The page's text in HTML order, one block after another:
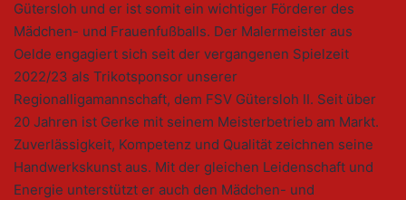
Gütersloh und er ist somit ein wichtiger Förderer des
Mädchen- und Frauenfußballs. Der Malermeister aus
Oelde engagiert sich seit der vergangenen Spielzeit
2022/23 als Trikotsponsor unserer
Regionalligamannschaft, dem FSV Gütersloh II. Seit über
20 Jahren ist Gerke mit seinem Meisterbetrieb am Markt.
Zuverlässigkeit, Kompetenz und Qualität zeichnen seine
Handwerkskunst aus. Mit der gleichen Leidenschaft und
Energie unterstützt er auch den Mädchen- und